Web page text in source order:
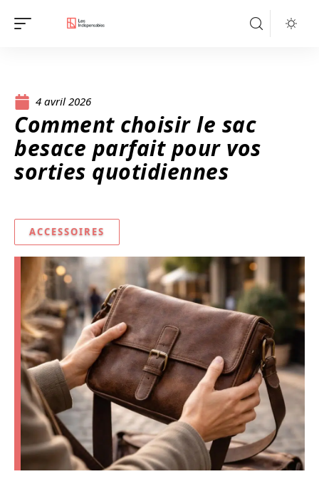
4 avril 2026
Comment choisir le sac
besace parfait pour vos
sorties quotidiennes
ACCESSOIRES